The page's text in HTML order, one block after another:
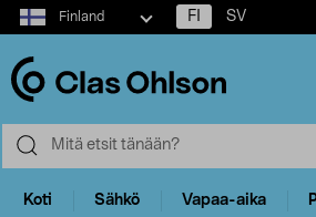
Select
market
Finland FI SV
Koti Sähkö Vapaa-aika